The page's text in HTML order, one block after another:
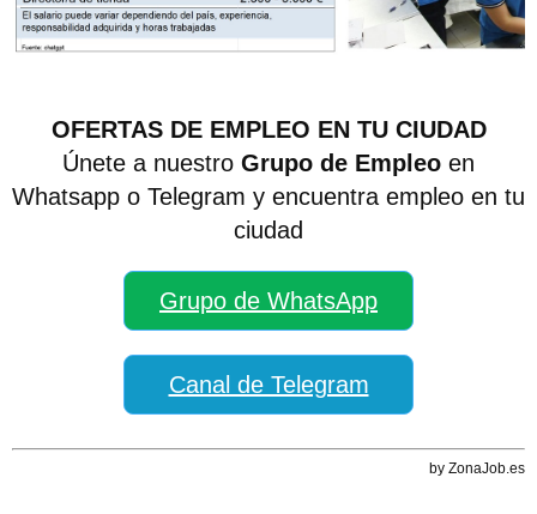
OFERTAS DE EMPLEO EN TU CIUDAD
Únete a nuestro Grupo de Empleo en
Whatsapp o Telegram y encuentra empleo en tu
ciudad
Grupo de WhatsApp
Canal de Telegram
by ZonaJob.es